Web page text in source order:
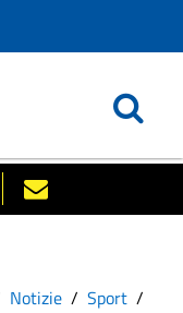
Notizie
Sport